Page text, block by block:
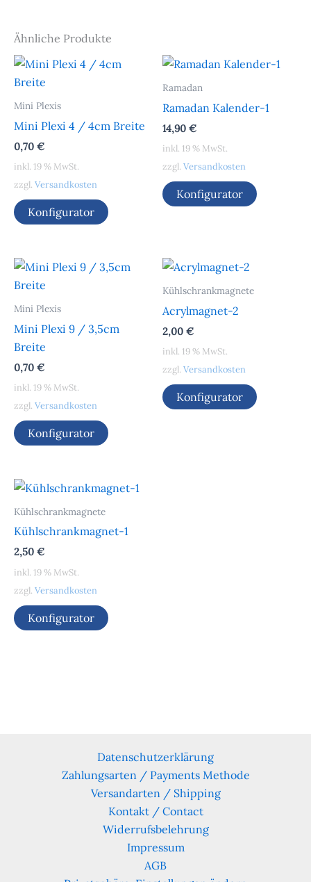
Ähnliche Produkte
Mini Plexis
Mini Plexi 4 / 4cm Breite
0,70 €
inkl. 19 % MwSt.
zzgl. Versandkosten
Konfigurator
Ramadan
Ramadan Kalender-1
14,90 €
inkl. 19 % MwSt.
zzgl. Versandkosten
Konfigurator
Mini Plexis
Mini Plexi 9 / 3,5cm
Breite
0,70 €
inkl. 19 % MwSt.
zzgl. Versandkosten
Konfigurator
Kühlschrankmagnete
Acrylmagnet-2
2,00 €
inkl. 19 % MwSt.
zzgl. Versandkosten
Konfigurator
Kühlschrankmagnete
Kühlschrankmagnet-1
2,50 €
inkl. 19 % MwSt.
zzgl. Versandkosten
Konfigurator
Datenschutzerklärung
Zahlungsarten / Payments Methode
Versandarten / Shipping
Kontakt / Contact
Widerrufsbelehrung
Impressum
AGB